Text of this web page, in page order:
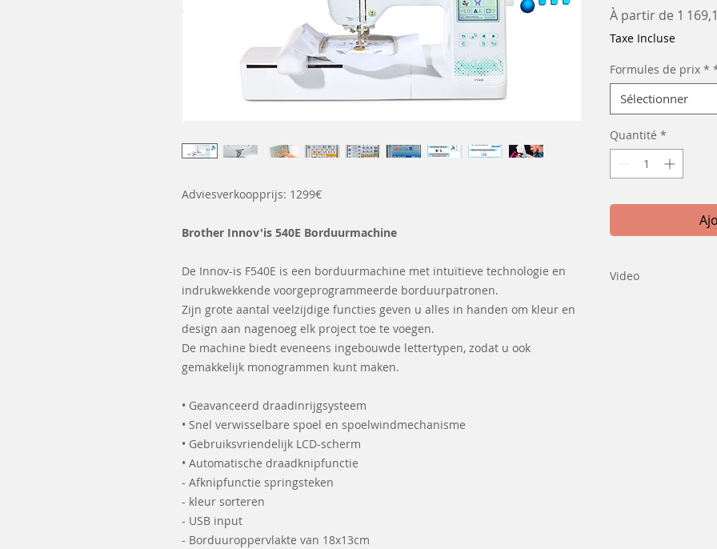
Adviesverkoopprijs: 1299€
Brother Innov'is 540E Borduurmachine
De Innov-is F540E is een borduurmachine met intuïtieve technologie en
indrukwekkende voorgeprogrammeerde borduurpatronen.
Zijn grote aantal veelzijdige functies geven u alles in handen om kleur en
design aan nagenoeg elk project toe te voegen.
De machine biedt eveneens ingebouwde lettertypen, zodat u ook
gemakkelijk monogrammen kunt maken.
• Geavanceerd draadinrijgsysteem
• Snel verwisselbare spoel en spoelwindmechanisme
• Gebruiksvriendelijk LCD-scherm
• Automatische draadknipfunctie
- Afknipfunctie springsteken
- kleur sorteren
- USB input
- Borduuroppervlakte van 18x13cm
À partir de 1
Taxe Incluse
Formules de prix *
Sélectionner
Quantité *
Video